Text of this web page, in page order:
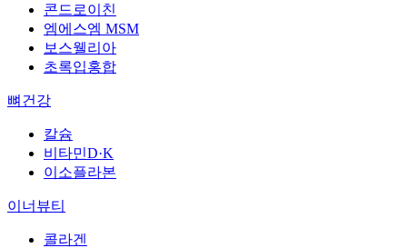
콘드로이친
엠에스엠 MSM
보스웰리아
초록입홍합
뼈건강
칼슘
비타민D·K
이소플라본
이너뷰티
콜라겐